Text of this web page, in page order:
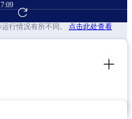
预订
行情况有所不同。 点击此处查看